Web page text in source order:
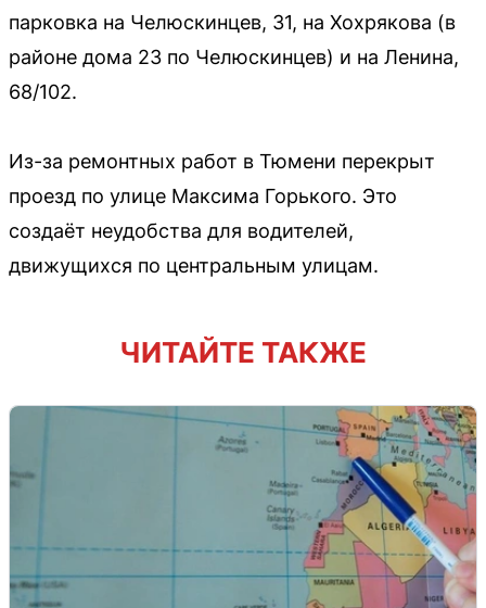
парковка на Челюскинцев, 31, на Хохрякова (в
районе дома 23 по Челюскинцев) и на Ленина,
68/102.
Из-за ремонтных работ в Тюмени перекрыт
проезд по улице Максима Горького. Это
создаёт неудобства для водителей,
движущихся по центральным улицам.
ЧИТАЙТЕ ТАКЖЕ